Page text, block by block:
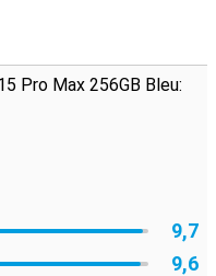
Pro Max 256GB Bleu:
9,7
9,6